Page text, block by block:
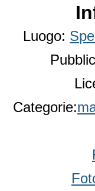
Luogo:
Categorie: